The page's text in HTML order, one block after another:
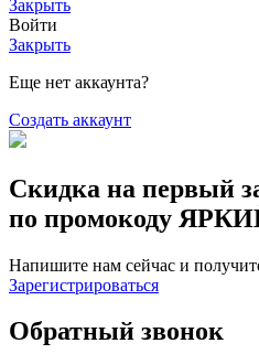
Закрыть
Войти
Закрыть
Еще нет аккаунта?
Создать аккаунт
Скидка на первый
по промокоду
Напишите нам сейчас и
Зарегистрироваться
Обратный звонок